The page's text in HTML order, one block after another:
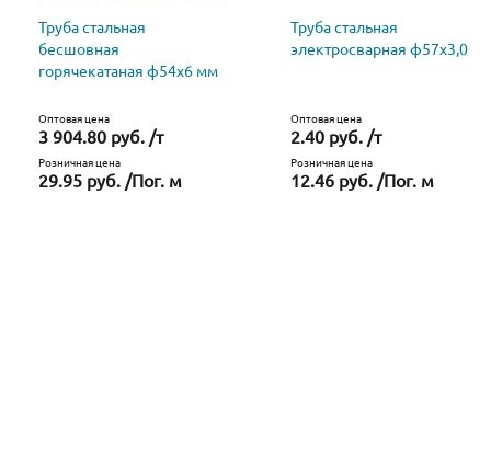
Труба стальная
бесшовная
горячекатаная ф54х6 мм
Оптовая цена
3 904.80 руб. /т
Розничная цена
29.95 руб. /Пог. м
Труба стальная
электросварная ф57х3,0
Оптовая цена
2.40 руб. /т
Розничная цена
12.46 руб. /Пог. м